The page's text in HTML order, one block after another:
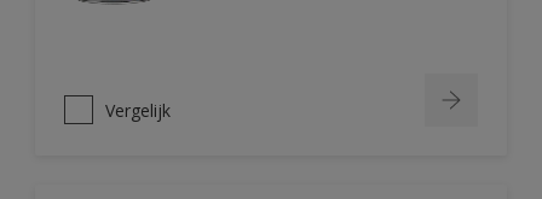
Vergelijk